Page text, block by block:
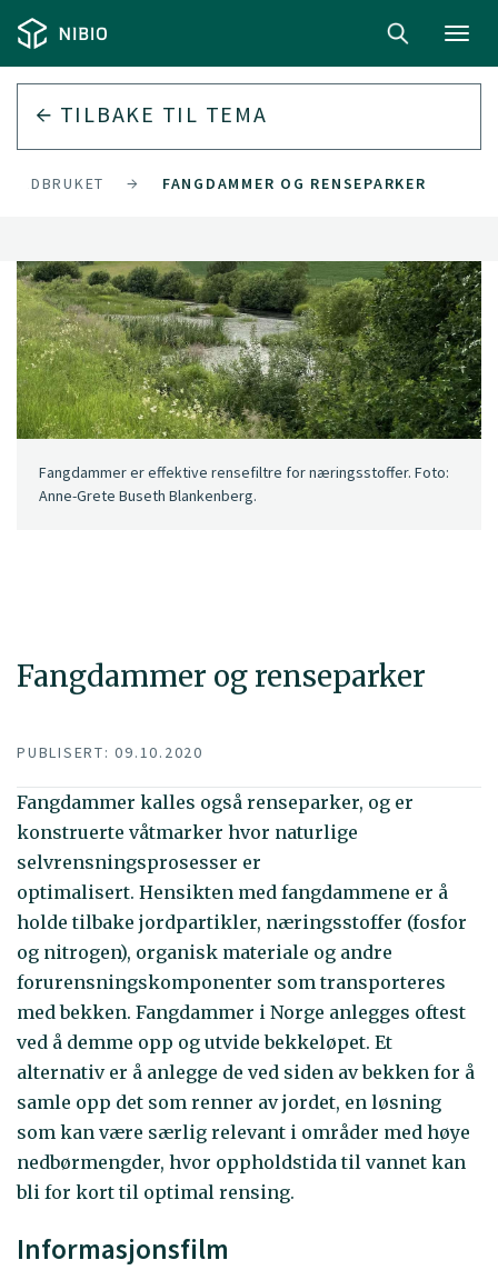
TILBAKE TIL TEMA
FANGDAMMER OG RENSEPARKER
Fangdammer og renseparker
Fangdammer er effektive rensefiltre for næringsstoffer. Foto:
Anne-Grete Buseth Blankenberg.
PUBLISERT: 09.10.2020
Fangdammer kalles også renseparker, og er
konstruerte våtmarker hvor naturlige
selvrensningsprosesser er
optimalisert. Hensikten med fangdammene er å
holde tilbake jordpartikler, næringsstoffer (fosfor
og nitrogen), organisk materiale og andre
forurensningskomponenter som transporteres
med bekken. Fangdammer i Norge anlegges oftest
ved å demme opp og utvide bekkeløpet. Et
alternativ er å anlegge de ved siden av bekken for å
samle opp det som renner av jordet, en løsning
som kan være særlig relevant i områder med høye
nedbørmengder, hvor oppholdstida til vannet kan
bli for kort til optimal rensing.
Informasjonsfilm